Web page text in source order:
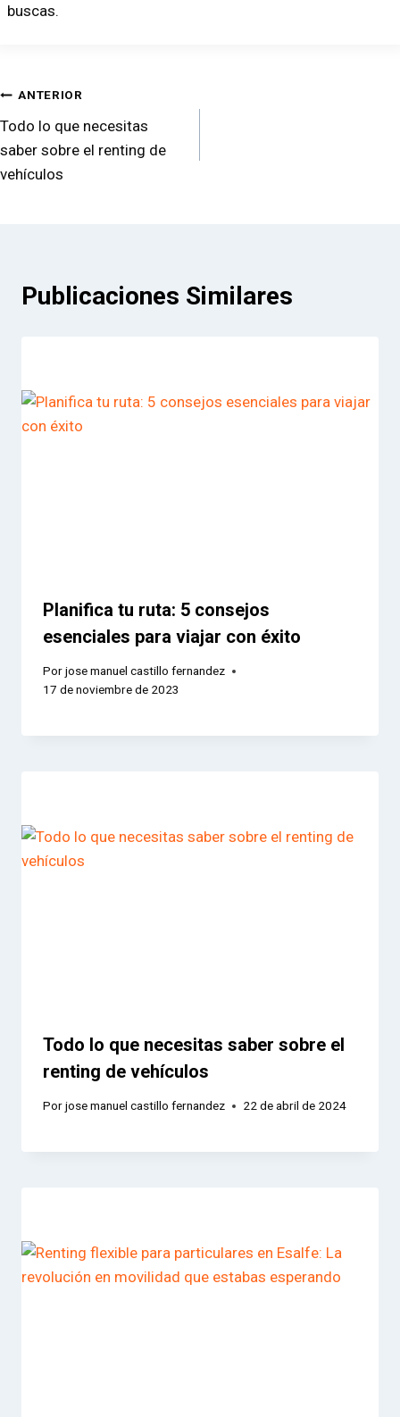
buscas.
ANTERIOR
Todo lo que necesitas
saber sobre el renting de
vehículos
Publicaciones Similares
Planifica tu ruta: 5 consejos
esenciales para viajar con éxito
Porjose manuel castillo fernandez
17 de noviembre de 2023
Todo lo que necesitas saber sobre el
renting de vehículos
Porjose manuel castillo fernandez 22 de abril de 2024